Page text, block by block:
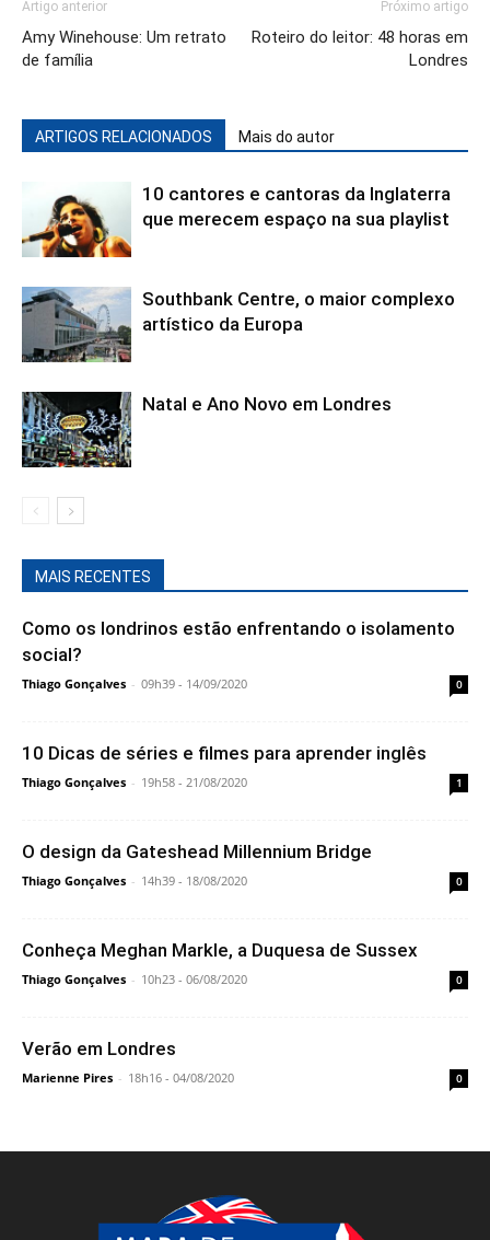
Artigo anterior
Amy Winehouse: Um retrato
de família
Próximo artigo
Roteiro do leitor: 48 horas em
Londres
ARTIGOS RELACIONADOS Mais do autor
10 cantores e cantoras da Inglaterra
que merecem espaço na sua playlist
Southbank Centre, o maior complexo
artístico da Europa
Natal e Ano Novo em Londres
MAIS RECENTES
Como os londrinos estão enfrentando o isolamento
social?
Thiago Gonçalves - 09h39 - 14/09/2020 0
10 Dicas de séries e filmes para aprender inglês
Thiago Gonçalves - 19h58 - 21/08/2020 1
O design da Gateshead Millennium Bridge
Thiago Gonçalves - 14h39 - 18/08/2020 0
Conheça Meghan Markle, a Duquesa de Sussex
Thiago Gonçalves - 10h23 - 06/08/2020 0
Verão em Londres
Marienne Pires - 18h16 - 04/08/2020 0